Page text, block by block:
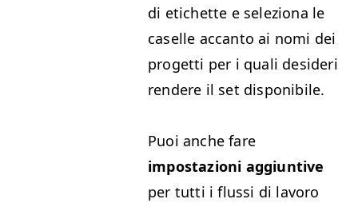
di etichette e seleziona le
caselle accan­to ai nomi dei
prog­et­ti per i quali desideri
ren­dere il set disponibile.
Puoi anche fare
impostazioni aggiun­tive
per tut­ti i flus­si di lavoro